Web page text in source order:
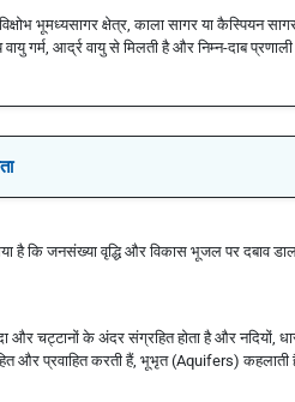
विक्षोभ भूमध्यसागर क्षेत्र, काला सागर या कैस्पियन
गर्म, आर्द्र वायु से मिलती है और निम्न-दाब प्रणाली
है कि जनसंख्या वृद्धि और विकास भूजल पर दबाव
चट्टानों के अंदर संग्रहित होता है और नदियों,
और प्रवाहित करती हैं, भूभृत (Aquifers) कहलाती